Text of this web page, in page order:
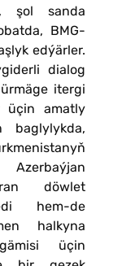
şol sanda
BMG-
edýärler.
dialog
itergi
üçin amatly
baglylykda,
döwlet
hem-de
halkyna
üçin